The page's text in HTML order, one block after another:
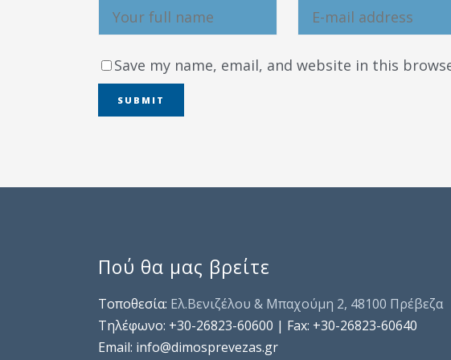
Save my name, email, and website in this
Πού θα μας βρείτε
Τοποθεσία: Ελ.Βενιζέλου & Μπαχούμη 2, 48100 Πρέβεζα
Τηλέφωνo: +30-26823-60600 | Fax: +30-26823-60640
Email: info@dimosprevezas.gr